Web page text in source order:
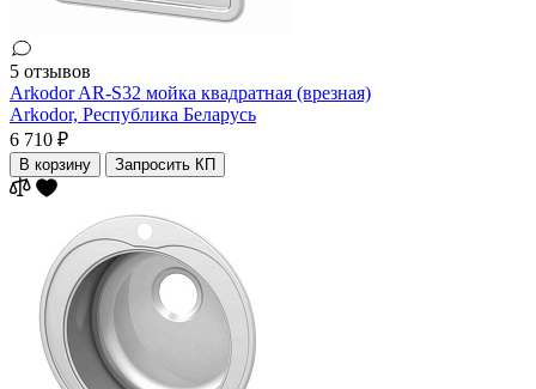
5 отзывов
Arkodor AR-S32 мойка квадратная (врезная)
Arkodor, Республика Беларусь
6 710 ₽
В корзину Запросить КП